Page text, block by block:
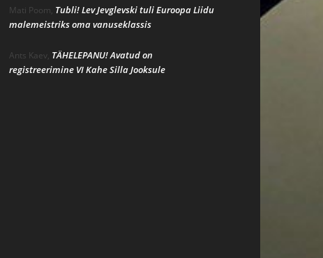
Mati Poom, Tubli! Lev Jevglevski tuli Euroopa Liidu
malemeistriks oma vanuseklassis
Ants Kaev, TÄHELEPANU! Avatud on
registreerimine VI Kahe Silla Jooksule